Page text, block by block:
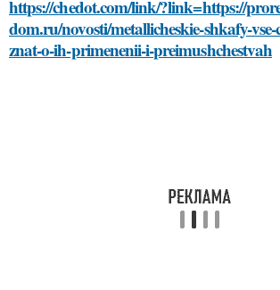
https://chedot.com/link/?link=https://
dom.ru/novosti/metallicheskie-shkafy-
znat-o-ih-primenenii-i-preimushchestvah